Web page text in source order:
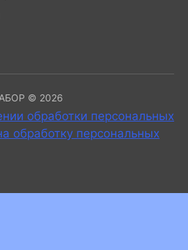
© 2026
обработки персональных
обработку персональных